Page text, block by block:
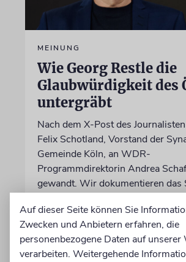
MEINUNG
Wie Georg Restle die
Glaubwürdigkeit des
untergräbt
Nach dem X-Post des
Felix Schotland, Vorstand der
Gemeinde Köln, an WDR-
Programmdirektorin Andrea
gewandt. Wir dokumentieren das
von Felix Schotland
07.08.2026
Auf dieser Seite können Sie
Zwecken und Anbietern erfahren, die
personenbezogene Daten auf unserer
verarbeiten. Weitergehende